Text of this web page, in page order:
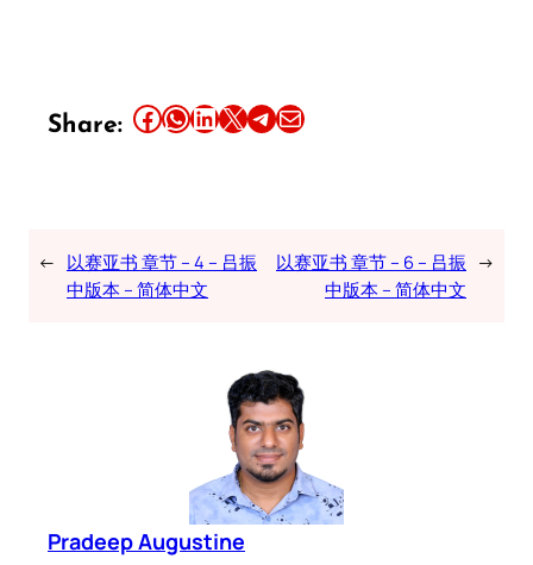
Share: Share this article on Facebook Share this article on WhatsApp Share this article on LinkedIn Share this article on X Share this article on TelegramEmail this Article
← 以赛亚书 章节 – 4 – 吕振
中版本 – 简体中文
以赛亚书 章节 – 6 – 吕振
中版本 – 简体中文
→
Pradeep Augustine